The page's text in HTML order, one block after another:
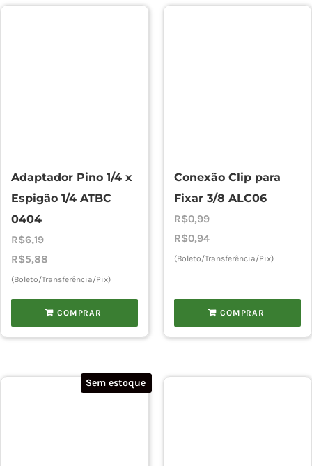
Adaptador Pino 1/4 x
Espigão 1/4 ATBC
0404
R$6,19
R$5,88
(Boleto/Transferência/Pix)
COMPRAR
Conexão Clip para
Fixar 3/8 ALC06
R$0,99
R$0,94
(Boleto/Transferência/Pix)
COMPRAR
Sem estoque